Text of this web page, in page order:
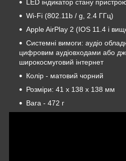
LED індикатор стану
Wi-Fi (802.11b / g, 2.4 ГГц)
Apple AirPlay 2 (IOS 11.4 і
Системні вимоги: аудіо
цифровим аудіовходами або
широкосмуговий інтернет
Колір - матовий чорний
Розміри: 41 х 138 х 138 мм
Вага - 472 г